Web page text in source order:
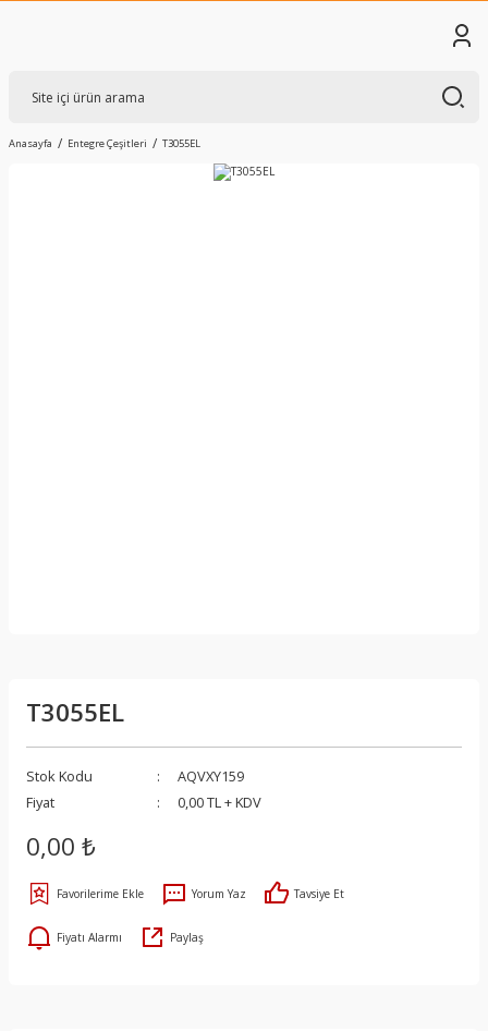
Anasayfa Entegre Çeşitleri T3055EL
T3055EL
Stok Kodu
AQVXY159
Fiyat
0,00 TL + KDV
0,00 ₺
Yorum Yaz Tavsiye Et
Fiyatı Alarmı Paylaş